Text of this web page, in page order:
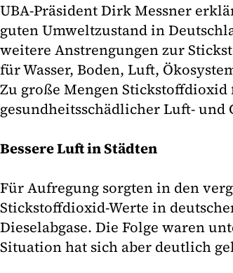
UBA-Präsident Dirk Messner
guten Umweltzustand in
weitere Anstrengungen zur
für Wasser, Boden, Luft,
Zu große Mengen
gesundheitsschädlicher Luft- und
Bessere Luft in Städten
Für Aufregung sorgten in den
Stickstoffdioxid-Werte in
Dieselabgase. Die Folge waren
Situation hat sich aber deutlich